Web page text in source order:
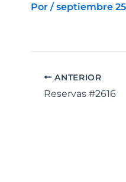
Por /septiembre
ANTERIOR
Reservas #2616